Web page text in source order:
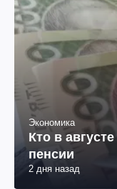
Экономика
Кто в
пенсии
2 дня назад